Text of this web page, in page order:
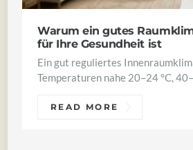
Warum ein gutes
für Ihre Gesundheit ist
Ein gut reguliertes
Temperaturen nahe 20–24 °C,
READ MORE